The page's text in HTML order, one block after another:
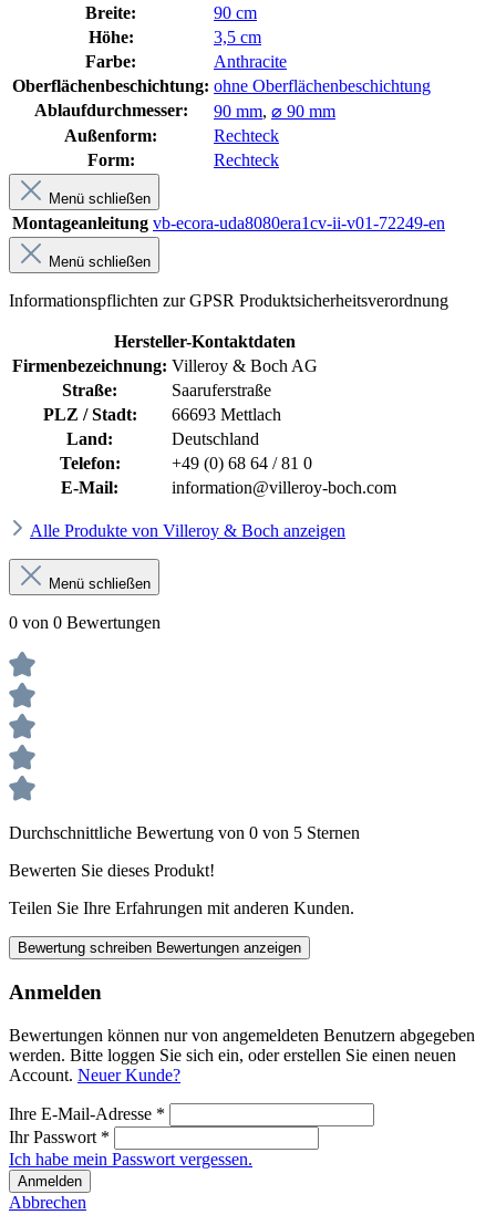
Breite:
90 cm
Höhe:
3,5 cm
Farbe:
Anthracite
Oberflächenbeschichtung: ohne Oberflächenbeschichtung
Ablaufdurchmesser:
90 mm, ⌀ 90 mm
Außenform:
Rechteck
Form:
Rechteck
Menü schließen
Montageanleitung vb-ecora-uda8080era1cv-ii-v01-72249-en
Menü schließen
Informationspflichten zur GPSR Produktsicherheitsverordnung
Hersteller-Kontaktdaten
Firmenbezeichnung: Villeroy & Boch AG
Straße:
Saaruferstraße
PLZ / Stadt:
66693 Mettlach
Land:
Deutschland
Telefon:
+49 (0) 68 64 / 81 0
E-Mail:
information@villeroy-boch.com
Alle Produkte von Villeroy & Boch anzeigen
Menü schließen
0 von 0 Bewertungen
Durchschnittliche Bewertung von 0 von 5 Sternen
Bewerten Sie dieses Produkt!
Teilen Sie Ihre Erfahrungen mit anderen Kunden.
Bewertung schreiben Bewertungen anzeigen
Anmelden
Bewertungen können nur von angemeldeten Benutzern abgegeben
werden. Bitte loggen Sie sich ein, oder erstellen Sie einen neuen
Account. Neuer Kunde?
Ihre E-Mail-Adresse *
Ihr Passwort *
Ich habe mein Passwort vergessen.
Anmelden
Abbrechen